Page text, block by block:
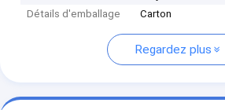
Détails d'emballage
Carton
Regardez plus